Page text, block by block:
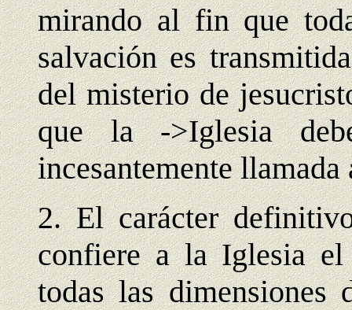
mirando al fin que
salvación es
del misterio de
que la ->Iglesia
incesantemente
2. El carácter
confiere a la Iglesia
todas las dimensiones